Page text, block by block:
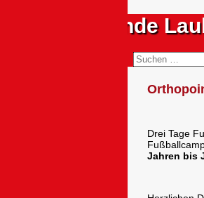
Sportfreunde
Suchen
nach:
Drei Tage
Jahren bis